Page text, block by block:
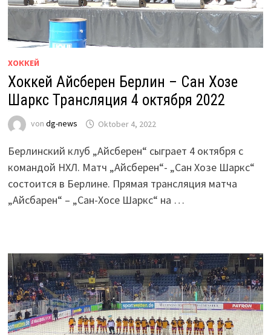
ХОККЕЙ
Хоккей Айсберен Берлин – Сан Хозе
Шаркс Трансляция 4 октября 2022
von dg-news Oktober 4, 2022
Берлинский клуб „Айсберен“ сыграет 4 октября с
командой НХЛ. Матч „Айсберен“- „Сан Хозе Шаркс“
состоится в Берлине. Прямая трансляция матча
„Айсбарен“ – „Сан-Хосе Шаркс“ на …